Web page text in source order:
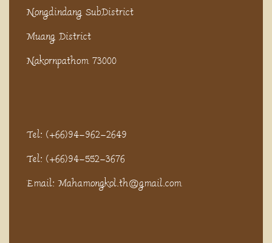
Nongdindang SubDistrict
Muang District
Nakornpathom 73000
Tel: (+66)94-962-2649
Tel: (+66)94-552-3676
Email: Mahamongkol.th@gmail.com